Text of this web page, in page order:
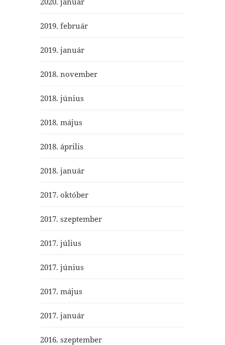
2019. február
2019. január
2018. november
2018. június
2018. május
2018. április
2018. január
2017. október
2017. szeptember
2017. július
2017. június
2017. május
2017. január
2016. szeptember